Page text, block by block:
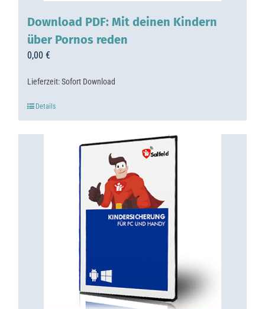
Download PDF: Mit deinen Kindern
über Pornos reden
0,00 €
Lieferzeit:Sofort Download
Details